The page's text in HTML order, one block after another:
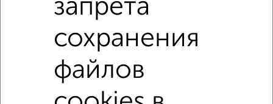
не первый этаж не последний этаж
с центральным отоплением
площадью до 40 м²
запрета
сохранения
файлов